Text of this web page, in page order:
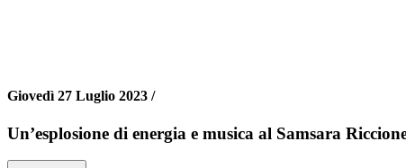
Giovedì 27 Luglio 2023 /
Un’esplosione di energia e musica al Samsara